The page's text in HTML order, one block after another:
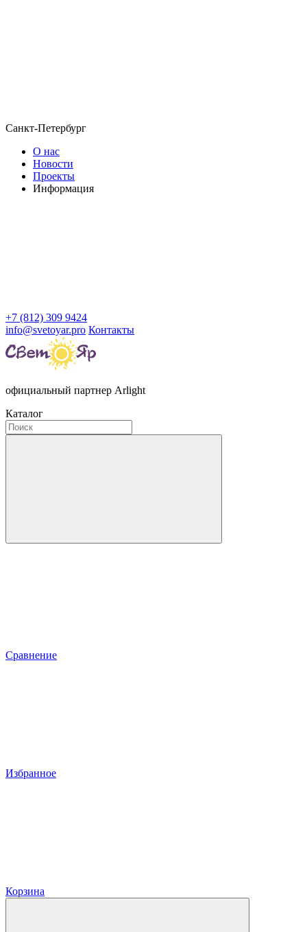
Санкт-Петербург
О нас
Новости
Проекты
Информация
+7 (812) 309 9424
info@svetoyar.pro Контакты
официальный партнер Arlight
Каталог
Сравнение
Избранное
Корзина